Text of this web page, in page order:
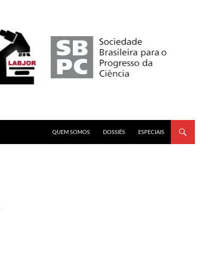
QUEM SOMOS
DOSSIÊS ESPECIAIS